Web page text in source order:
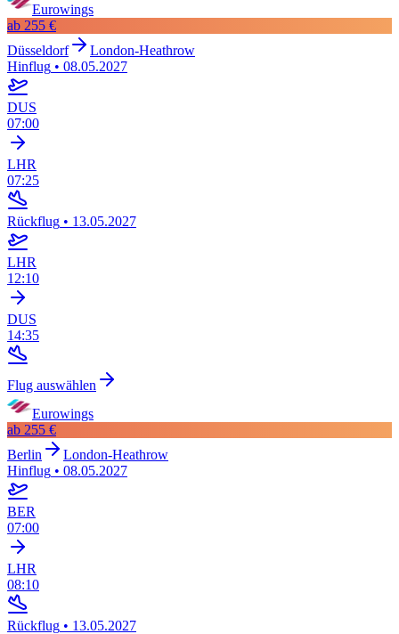
Eurowings
ab 255 €
Düsseldorf
London-Heathrow
Hinflug • 08.05.2027
DUS
07:00
LHR
07:25
Rückflug • 13.05.2027
LHR
12:10
DUS
14:35
Flug auswählen
Eurowings
ab 255 €
Berlin
London-Heathrow
Hinflug • 08.05.2027
BER
07:00
LHR
08:10
Rückflug • 13.05.2027